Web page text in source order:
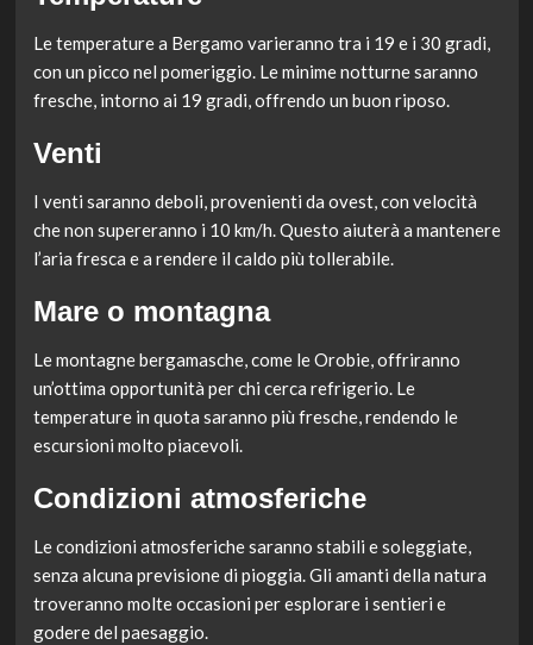
Le temperature a Bergamo varieranno tra i 19 e i 30 gradi,
con un picco nel pomeriggio. Le minime notturne saranno
fresche, intorno ai 19 gradi, offrendo un buon riposo.
Venti
I venti saranno deboli, provenienti da ovest, con velocità
che non supereranno i 10 km/h. Questo aiuterà a mantenere
l’aria fresca e a rendere il caldo più tollerabile.
Mare o montagna
Le montagne bergamasche, come le Orobie, offriranno
un’ottima opportunità per chi cerca refrigerio. Le
temperature in quota saranno più fresche, rendendo le
escursioni molto piacevoli.
Condizioni atmosferiche
Le condizioni atmosferiche saranno stabili e soleggiate,
senza alcuna previsione di pioggia. Gli amanti della natura
troveranno molte occasioni per esplorare i sentieri e
godere del paesaggio.